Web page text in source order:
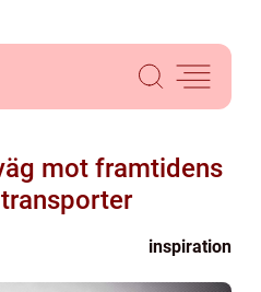
mot framtidens
inspiration